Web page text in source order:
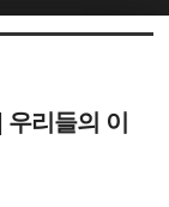
리들의 이